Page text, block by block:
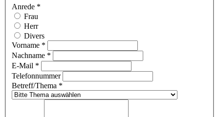
Anrede *
Frau
Herr
Divers
Vorname *
Nachname *
E-Mail *
Telefonnummer
Betreff/Thema *